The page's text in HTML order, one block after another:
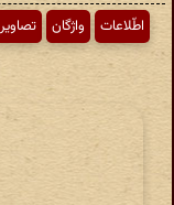
اطّلاعات واژگان تصاویر